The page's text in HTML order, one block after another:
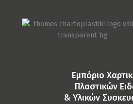
Eμπόριο
Πλαστικών
& Yλικών